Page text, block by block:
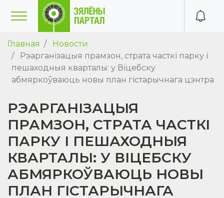
Главная
Новости
Рэарганізацыя прамзон, страта часткі парку і
пешаходныя кварталы: у Віцебску
абмяркоўваюць новы план гістарычнага цэнтра
РЭАРГАНІЗАЦЫЯ
ПРАМЗОН, СТРАТА ЧАСТКІ
ПАРКУ І ПЕШАХОДНЫЯ
КВАРТАЛЫ: У ВІЦЕБСКУ
АБМЯРКОЎВАЮЦЬ НОВЫ
ПЛАН ГІСТАРЫЧНАГА